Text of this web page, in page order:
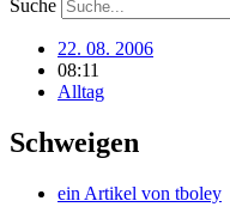
Suche
22. 08. 2006
08:11
Alltag
Schweigen
ein Artikel von tboley